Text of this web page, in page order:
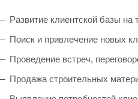
Развитие клиентской базы на
Поиск и привлечение новых
Проведение встреч,
Продажа строительных